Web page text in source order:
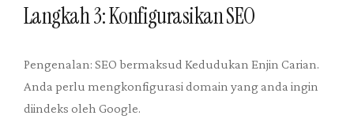
Langkah 3: Konfigurasikan SEO
Pengenalan: SEO bermaksud Kedudukan Enjin Carian.
Anda perlu mengkonfigurasi domain yang anda ingin
diindeks oleh Google.